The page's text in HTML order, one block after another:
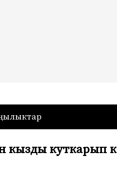
кызды куткарып